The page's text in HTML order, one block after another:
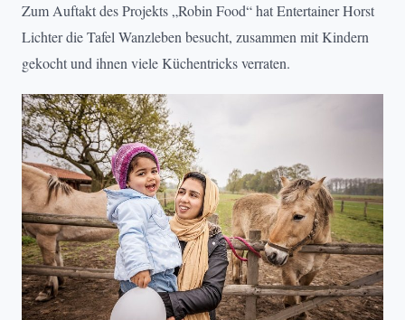
Zum Auftakt des Projekts „Robin Food“ hat Entertainer Horst
Lichter die Tafel Wanzleben besucht, zusammen mit Kindern
gekocht und ihnen viele Küchentricks verraten.